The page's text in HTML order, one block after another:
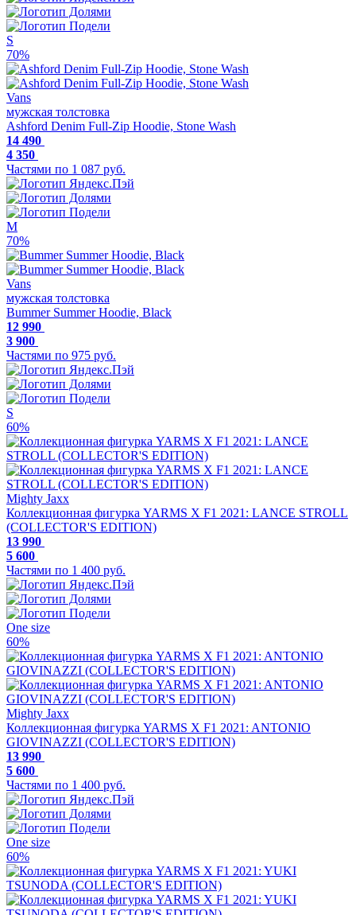
S
70%
Vans
мужская толстовка
Ashford Denim Full-Zip Hoodie, Stone Wash
14 490
4 350
Частями по 1 087 руб.
M
70%
Vans
мужская толстовка
Bummer Summer Hoodie, Black
12 990
3 900
Частями по 975 руб.
S
60%
Mighty Jaxx
Коллекционная фигурка YARMS X F1 2021: LANCE STROLL
(COLLECTOR'S EDITION)
13 990
5 600
Частями по 1 400 руб.
One size
60%
Mighty Jaxx
Коллекционная фигурка YARMS X F1 2021: ANTONIO
GIOVINAZZI (COLLECTOR'S EDITION)
13 990
5 600
Частями по 1 400 руб.
One size
60%